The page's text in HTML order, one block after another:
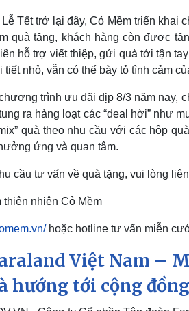
Tết trở lại đây, Cỏ Mềm triển khai
quà tặng, khách hàng còn được
hỗ trợ viết thiệp, gửi quà tới tận
nhỏ, vẫn có thể bày tỏ tình cảm
trình ưu đãi dịp 8/3 năm nay,
ra hàng loạt các “deal hời” như
quà theo nhu cầu với các hộp
ứng và quan tâm.
cầu tư vấn về quà tặng, vui lòng
thiên nhiên Cỏ Mềm
hoặc hotline tư vấn miễn
Việt Nam –
hướng tới cộng đồng